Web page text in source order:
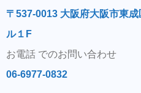
〒537-0013 大阪府大阪市東
ル１F
お電話 でのお問い合わせ
06-6977-0832